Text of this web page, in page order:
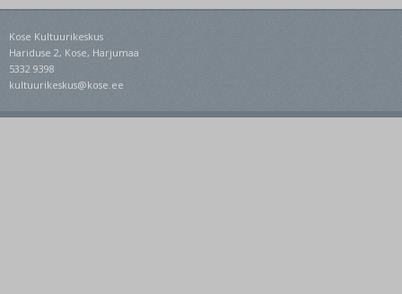
Kose Kultuurikeskus
Hariduse 2, Kose, Harjumaa
5332 9398
kultuurikeskus@kose.ee